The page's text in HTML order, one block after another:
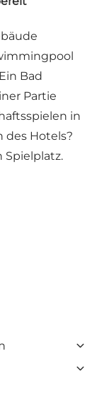
Bad
Partie
in
Hotels?
Spielplatz.